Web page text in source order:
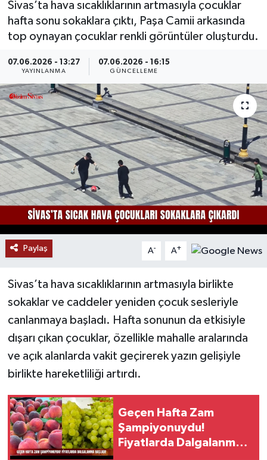
Sivas’ta hava sıcaklıklarının artmasıyla çocuklar
hafta sonu sokaklara çıktı, Paşa Camii arkasında
top oynayan çocuklar renkli görüntüler oluşturdu.
07.06.2026 - 13:27
YAYINLANMA
07.06.2026 - 16:15
GÜNCELLEME
Paylaş A- A+
Sivas’ta hava sıcaklıklarının artmasıyla birlikte
sokaklar ve caddeler yeniden çocuk sesleriyle
canlanmaya başladı. Hafta sonunun da etkisiyle
dışarı çıkan çocuklar, özellikle mahalle aralarında
ve açık alanlarda vakit geçirerek yazın gelişiyle
birlikte hareketliliği artırdı.
Geçen Hafta Zam
Şampiyonuydu!
Fiyatlarda Dalgalanma
MAGAZİN
RESMİ İLANLAR
SAĞLIK
SİYASET
SOSYAL YARDIMLAR
SPONSORLU YAZI
SPOR
YAŞAM